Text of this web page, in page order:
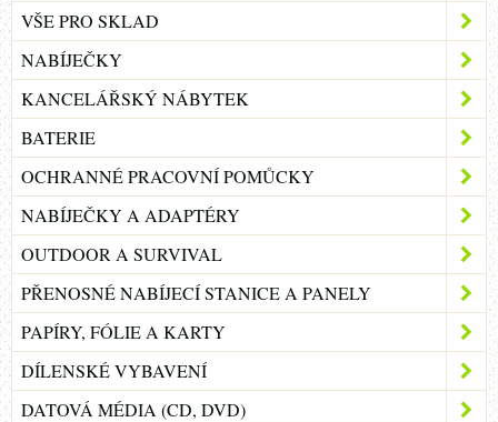
VŠE PRO SKLAD
NABÍJEČKY
KANCELÁŘSKÝ NÁBYTEK
BATERIE
OCHRANNÉ PRACOVNÍ POMŮCKY
NABÍJEČKY A ADAPTÉRY
OUTDOOR A SURVIVAL
PŘENOSNÉ NABÍJECÍ STANICE A PANELY
PAPÍRY, FÓLIE A KARTY
DÍLENSKÉ VYBAVENÍ
DATOVÁ MÉDIA (CD, DVD)